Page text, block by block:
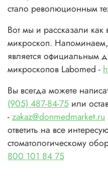
стало революционным
Вот мы и рассказали как
микроскоп. Напоминаем,
является официальным
микроскопов Labomed -
Вы всегда можете
(905) 487-84-75 или
-zakaz@donmedmarket.ru
ответить на все
стоматологическому
800 101 84 75